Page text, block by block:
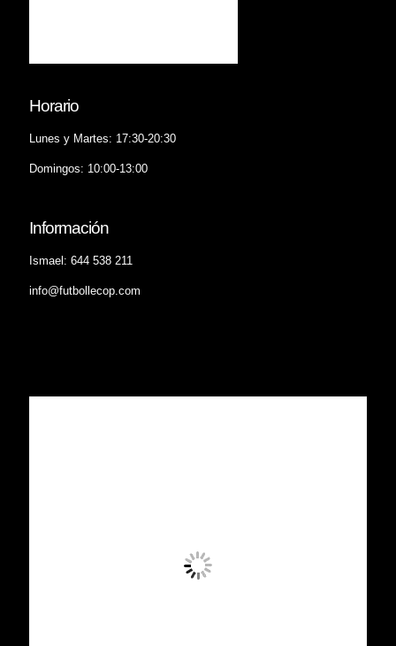
Horario
Lunes y Martes: 17:30-20:30
Domingos: 10:00-13:00
Información
Ismael: 644 538 211
info@futbollecop.com